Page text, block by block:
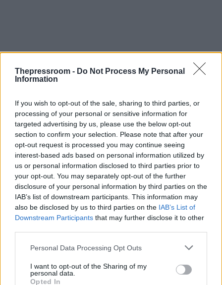
Thepressroom - Do Not Process My Personal
Information
If you wish to opt-out of the sale, sharing to third parties, or
processing of your personal or sensitive information for
targeted advertising by us, please use the below opt-out
section to confirm your selection. Please note that after your
opt-out request is processed you may continue seeing
interest-based ads based on personal information utilized by
us or personal information disclosed to third parties prior to
your opt-out. You may separately opt-out of the further
disclosure of your personal information by third parties on the
IAB’s list of downstream participants. This information may
also be disclosed by us to third parties on the IAB’s List of
Downstream Participants that may further disclose it to other
Please note that this website/app uses one or more Google
not limited to your visit or usage behaviour. You may click to
grant or deny consent to Google and its third-party tags to
Personal Data Processing Opt Outs
I want to opt-out of the Sharing of my
personal data.
Opted In
ΑΚΟΛΟΥΘΗΣΤΕ ΜΑΣ ΣΤΟ GOOGLE
NEWS ΚΑΝΟΝΤΑΣ ΚΛΙΚ ΕΔΩ